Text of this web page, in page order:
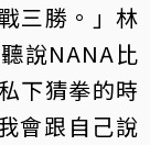
三勝。」林
說NANA比
下猜拳的時
會跟自己說